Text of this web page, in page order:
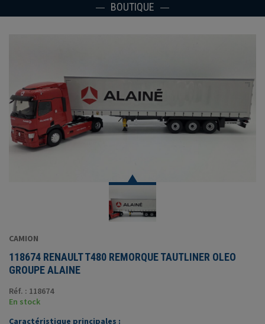
BOUTIQUE
CAMION
118674 RENAULT T480 REMORQUE TAUTLINER OLEO
GROUPE ALAINE
Réf. : 118674
En stock
Caractéristique principales :